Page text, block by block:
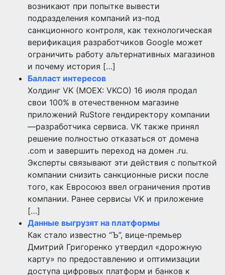
возникают при попытке вывести
подразделения компаний из-под
санкционного контроля, как технологическая
верификация разработчиков Google может
ограничить работу альтернативных магазинов
и почему история […]
Балласт интересов
Холдинг VK (MOEX: VKCO) 16 июля продал
свои 100% в отечественном магазине
приложений RuStore гендиректору компании
—разработчика сервиса. VK также принял
решение полностью отказаться от домена
.com и завершить переход на домен .ru.
Эксперты связывают эти действия с попыткой
компании снизить санкционные риски после
того, как Евросоюз ввел ограничения против
компании. Ранее сервисы VK и приложение
[…]
Данные выгрузят на платформы
Как стало известно “Ъ”, вице-премьер
Дмитрий Григоренко утвердил «дорожную
карту» по предоставлению и оптимизации
доступа цифровых платформ и банков к